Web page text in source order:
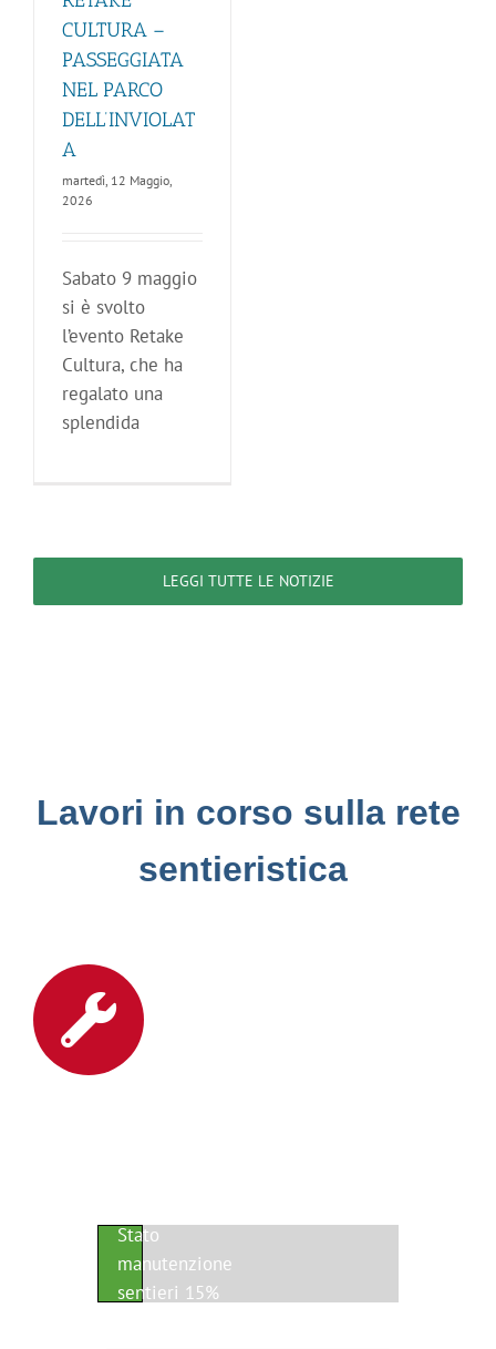
CULTURA –
PASSEGGIATA
NEL PARCO
DELL’INVIOLAT
A
martedì, 12 Maggio,
2026
Sabato 9 maggio
si è svolto
l’evento Retake
Cultura, che ha
regalato una
splendida
LEGGI TUTTE LE NOTIZIE
Lavori in corso sulla rete
sentieristica
Stato
manutenzione
sentieri 15%